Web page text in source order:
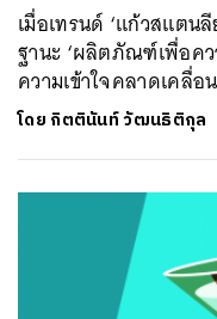
เมื่อเทรนด์ ‘แก้วสแตน
ฐานะ ‘ผลิตภัณฑ์เพื่อค
ความเข้าใจคลาดเคลื่อ
โดย กิตตินันท์ วัฒนธิติกุล